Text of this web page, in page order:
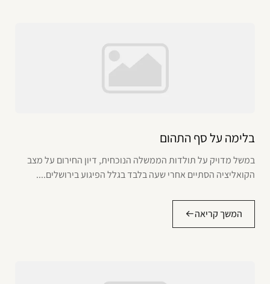
בלימה על סף התהום
במשל מדויק על תולדות הממשלה הנוכחית, דיון החירום על מצב
הקואליציה הסתיים אחרי שעה בלבד בגלל הפיגוע בירושלים....
המשך קריאה